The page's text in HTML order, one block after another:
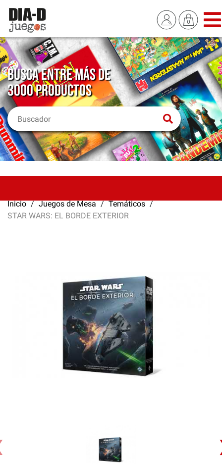
BUSCA ENTRE MÁS DE
3000 PRODUCTOS
Inicio Juegos de Mesa
Temáticos
STAR WARS: EL BORDE EXTERIOR